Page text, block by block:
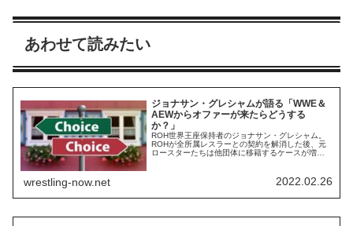
あわせて読みたい
ジョナサン・グレシャムが語る「WWE＆
AEWからオファーが来たらどうする
か？」
ROH世界王座保持者のジョナサン・グレシャム。
ROHが全所属レスラーとの契約を解消した後、元
ロースターたちは他団体に移籍するケースが増え
ングへ参戦中です。一方、グレシャムはフリーエ
ージェントとしてあらゆる団体でタイトルの防衛
wrestling-now.net 2022.02.26